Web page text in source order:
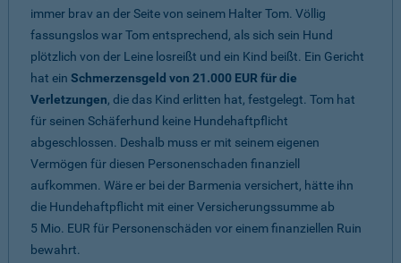
immer brav an der Seite von seinem Halter Tom. Völlig
fassungslos war Tom entsprechend, als sich sein Hund
plötzlich von der Leine losreißt und ein Kind beißt. Ein Gericht
hat ein Schmerzensgeld von 21.000 EUR für die
Verletzungen, die das Kind erlitten hat, festgelegt. Tom hat
für seinen Schäferhund keine Hundehaftpflicht
abgeschlossen. Deshalb muss er mit seinem eigenen
Vermögen für diesen Personenschaden finanziell
aufkommen. Wäre er bei der Barmenia versichert, hätte ihn
die Hundehaftpflicht mit einer Versicherungssumme ab
5 Mio. EUR für Personenschäden vor einem finanziellen Ruin
bewahrt.